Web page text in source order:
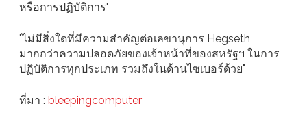
หรือการปฏิบัติการ"
"ไม่มีสิ่งใดที่มีความสำคัญต่อเลขานุการ Hegseth
มากกว่าความปลอดภัยของเจ้าหน้าที่ของสหรัฐฯ ในการ
ปฏิบัติการทุกประเภท รวมถึงในด้านไซเบอร์ด้วย"
ที่มา : bleepingcomputer